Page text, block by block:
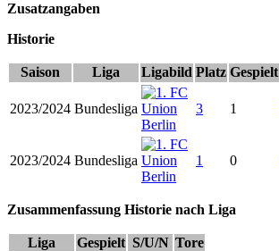
Zusatzangaben
Historie
Saison Liga Ligabild Platz Gespielt
2023/2024 Bundesliga 3 1
2023/2024 Bundesliga 1 0
Zusammenfassung Historie nach Liga
Liga Gespielt S/U/N Tore